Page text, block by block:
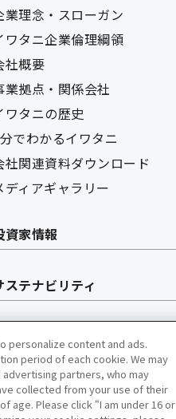
業理念・スローガン
ワタニ企業倫理綱領
社概要
業拠点・関係会社
ワタニの歴史
でわかるイワタニ
社関連資料ダウンロード
ディアギャラリー
資家情報
ステナビリティ
クルート
personalize content and ads.
period of each cookie. We may
partners, who may
collected from your use of their
age. Please click “I am under 16 or